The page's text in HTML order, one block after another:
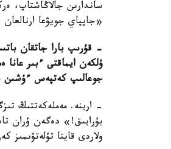
ساندارىن جالاڭاشتاپ،
«جاپپاي جويۋعا
- قۇرىپ بارا جاتقان
ۇلكەن ايماقتى ءبىر
جوعالىپ كەتپەس ءۇشىن
- ارينە. مەملەكەتتىڭ
بۇرايىق!» دەگەن ۇران
ولاردى قايتا تۇلەتۋىمىز